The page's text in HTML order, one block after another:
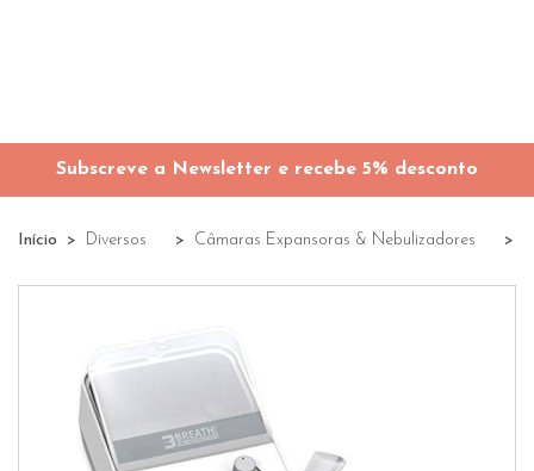
Subscreve a Newsletter e recebe 5% desconto
Início Diversos Câmaras Expansoras & Nebulizadores